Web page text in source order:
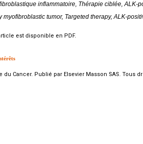
inflammatoire, Thérapie ciblée,ALK-
myofibroblastic tumor, Targeted therapy,ALK-
est disponible en PDF.
Cancer. Publié par Elsevier Masson SAS. Tous